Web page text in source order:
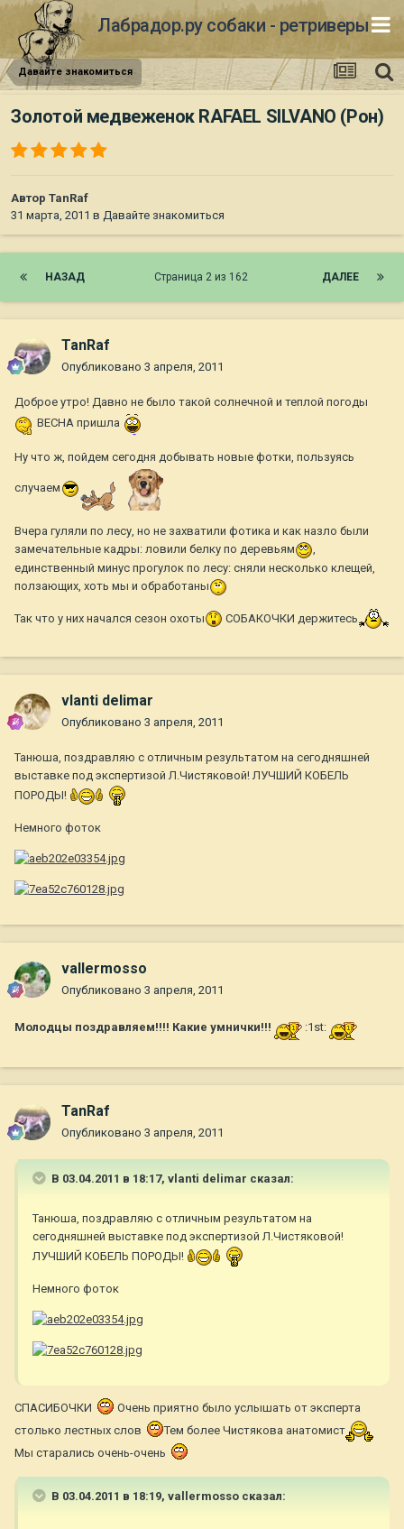
Лабрадор.ру собаки - ретриверы
Давайте знакомиться
Золотой медвеженок RAFAEL SILVANO (Рон)
Автор TanRaf
31 марта, 2011 в Давайте знакомиться
НАЗАД ДАЛЕЕ
Страница 2 из 162
TanRaf
Опубликовано 3 апреля, 2011
Доброе утро! Давно не было такой солнечной и теплой погоды
ВЕСНА пришла
Ну что ж, пойдем сегодня добывать новые фотки, пользуясь
случаем
Вчера гуляли по лесу, но не захватили фотика и как назло были
замечательные кадры: ловили белку по деревьям
,
единственный минус прогулок по лесу: сняли несколько клещей,
ползающих, хоть мы и обработаны
Так что у них начался сезон охоты СОБАКОЧКИ держитесь
vlanti delimar
Опубликовано 3 апреля, 2011
Танюша, поздравляю с отличным результатом на сегодняшней
выставке под экспертизой Л.Чистяковой! ЛУЧШИЙ КОБЕЛЬ
ПОРОДЫ!
Немного фоток
vallermosso
Опубликовано 3 апреля, 2011
Молодцы поздравляем!!!! Какие умнички!!! :1st:
TanRaf
Опубликовано 3 апреля, 2011
В 03.04.2011 в 18:17, vlanti delimar сказал:
Танюша, поздравляю с отличным результатом на
сегодняшней выставке под экспертизой Л.Чистяковой!
ЛУЧШИЙ КОБЕЛЬ ПОРОДЫ!
Немного фоток
СПАСИБОЧКИ
Очень приятно было услышать от эксперта
столько лестных слов
Тем более Чистякова анатомист
Мы старались очень-очень
В 03.04.2011 в 18:19, vallermosso сказал: